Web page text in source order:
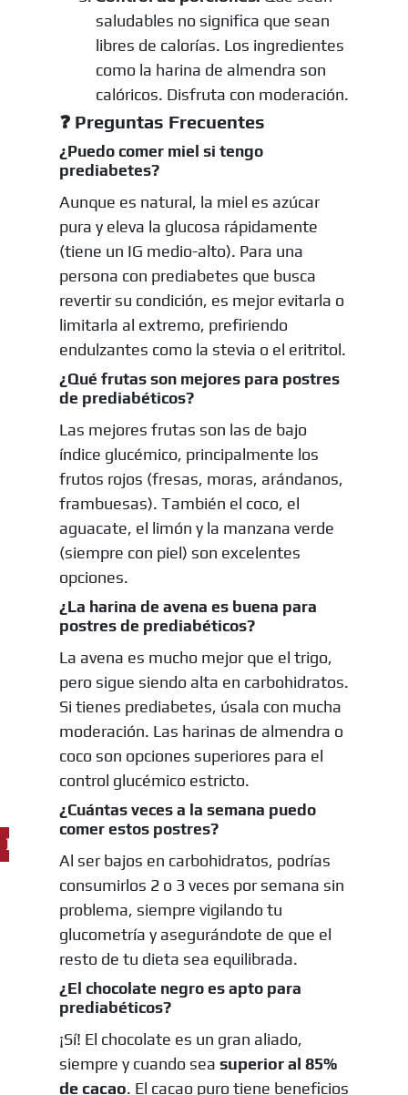
Ingredientes
saludables no significa que sean
libres de calorías. Los ingredientes
como la harina de almendra son
calóricos. Disfruta con moderación.
❓ Preguntas Frecuentes
¿Puedo comer miel si tengo
prediabetes?
Aunque es natural, la miel es azúcar
pura y eleva la glucosa rápidamente
(tiene un IG medio-alto). Para una
persona con prediabetes que busca
revertir su condición, es mejor evitarla o
limitarla al extremo, prefiriendo
endulzantes como la stevia o el eritritol.
¿Qué frutas son mejores para postres
de prediabéticos?
Las mejores frutas son las de bajo
índice glucémico, principalmente los
frutos rojos (fresas, moras, arándanos,
frambuesas). También el coco, el
aguacate, el limón y la manzana verde
(siempre con piel) son excelentes
opciones.
¿La harina de avena es buena para
postres de prediabéticos?
La avena es mucho mejor que el trigo,
pero sigue siendo alta en carbohidratos.
Si tienes prediabetes, úsala con mucha
moderación. Las harinas de almendra o
coco son opciones superiores para el
control glucémico estricto.
¿Cuántas veces a la semana puedo
comer estos postres?
Al ser bajos en carbohidratos, podrías
consumirlos 2 o 3 veces por semana sin
problema, siempre vigilando tu
glucometría y asegurándote de que el
resto de tu dieta sea equilibrada.
¿El chocolate negro es apto para
prediabéticos?
¡Sí! El chocolate es un gran aliado,
siempre y cuando sea superior al 85%
de cacao. El cacao puro tiene beneficios